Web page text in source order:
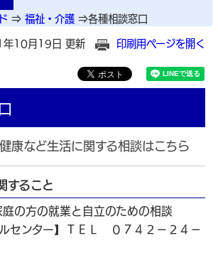
⇒ 福祉・介護 ⇒各種相談窓口
10月19日 更新 印刷用ページを開く
康など生活に関する相談はこちら
すること
の方の就業と自立のための相談
ルセンター】ＴＥＬ ０７４２－２４－